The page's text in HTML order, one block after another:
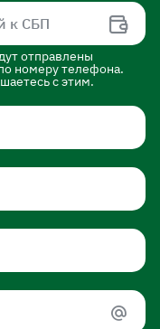
отправлены
номеру телефона.
с этим.